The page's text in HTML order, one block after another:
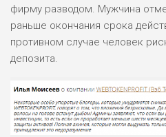
фирму разводом. Мужчина
раньше окончания срока
противном случае человек
депозита.